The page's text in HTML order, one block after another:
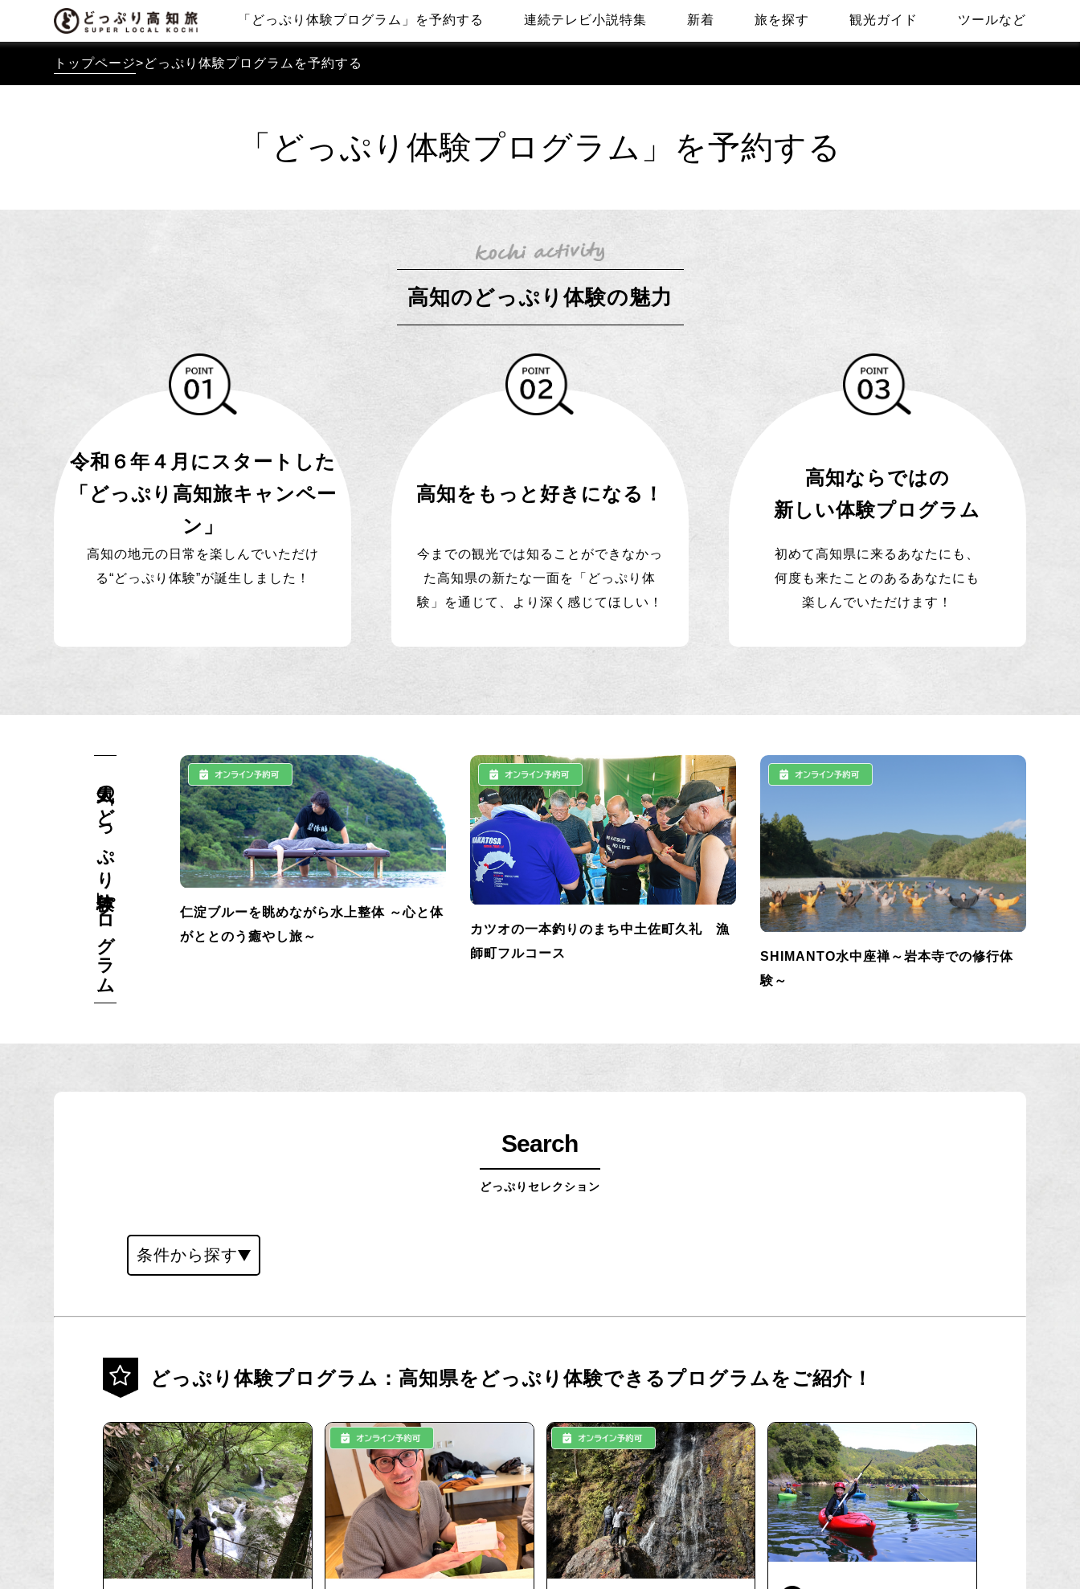
「どっぷり体験プログラム」を予約する 連続テレビ小説特集 新着 旅を探す 観光ガイド ツールなど
トップページ>どっぷり体験プログラムを予約する
「どっぷり体験プログラム」を予約する
高知のどっぷり体験の魅力
令和６年４月にスタートした
「どっぷり高知旅キャンペー
ン」
高知の地元の日常を楽しんでいただけ
る“どっぷり体験”が誕生しました！
高知をもっと好きになる！
今までの観光では知ることができなかっ
た高知県の新たな一面を「どっぷり体
験」を通じて、より深く感じてほしい！
高知ならではの
新しい体験プログラム
初めて高知県に来るあなたにも、
何度も来たことのあるあなたにも
楽しんでいただけます！
人気の「どっぷり体験」プログラム
仁淀ブルーを眺めながら水上整体 ～心と体
がととのう癒やし旅～
カツオの一本釣りのまち中土佐町久礼 漁
師町フルコース
SHIMANTO水中座禅～岩本寺での修行体
験～
Search
どっぷりセレクション
条件から探す
どっぷり体験プログラム：高知県をどっぷり体験できるプログラムをご紹介！